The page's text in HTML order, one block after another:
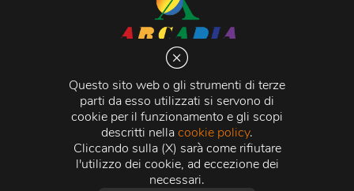
Questo sito web o gli strumenti di terze
parti da esso utilizzati si servono di
cookie per il funzionamento e gli scopi
descritti nellacookie policy.
Cliccando sulla (X) sarà come rifiutare
l'utilizzo dei cookie, ad eccezione dei
necessari.
Via Martiri della Libertà 20066 Melzo (MI)
C.C.I.A.A. - R.E.A di Milano n. 1427910
Registro delle Imprese di Milano n. 338392 -
Fiscale e Partita Iva11015840157 | Capitale Sociale
500.000,00 i.v.
Credits:Crea Informatica S.r.l. 2026 © Tutti i diritti
riservati.